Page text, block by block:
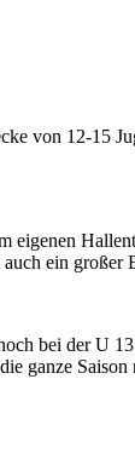
von 12-15
eigenen
auch ein großer
bei der U
ganze Saison